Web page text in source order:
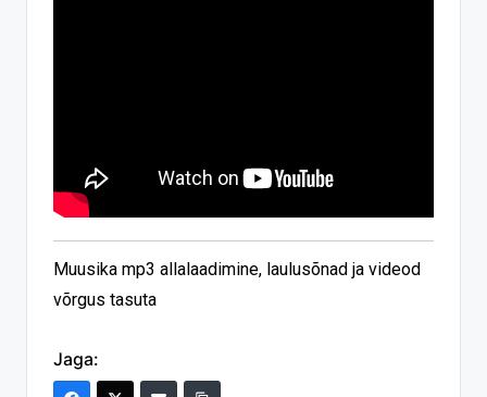
Muusika mp3 allalaadimine, laulusõnad ja videod
võrgus tasuta
Jaga: